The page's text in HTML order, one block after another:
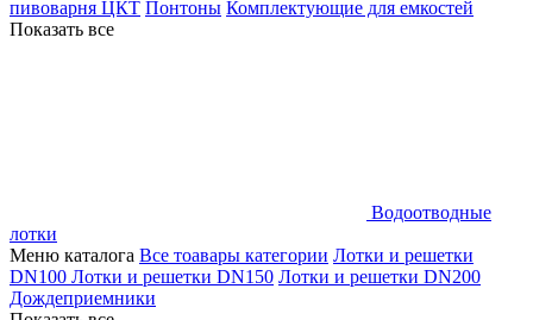
пивоварня ЦКТ Понтоны Комплектующие для емкостей
Показать все
Водоотводные
лотки
Меню каталога Все тоавары категории Лотки и решетки
DN100 Лотки и решетки DN150 Лотки и решетки DN200
Дождеприемники